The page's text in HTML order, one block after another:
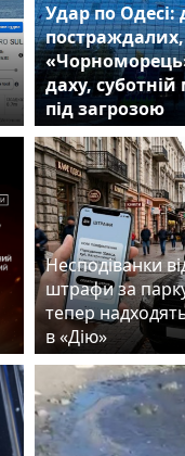
Удар по Одесі:
постраждалих,
даху,
під загрозою
Несподіванки
штрафи за
тепер
в «Дію»